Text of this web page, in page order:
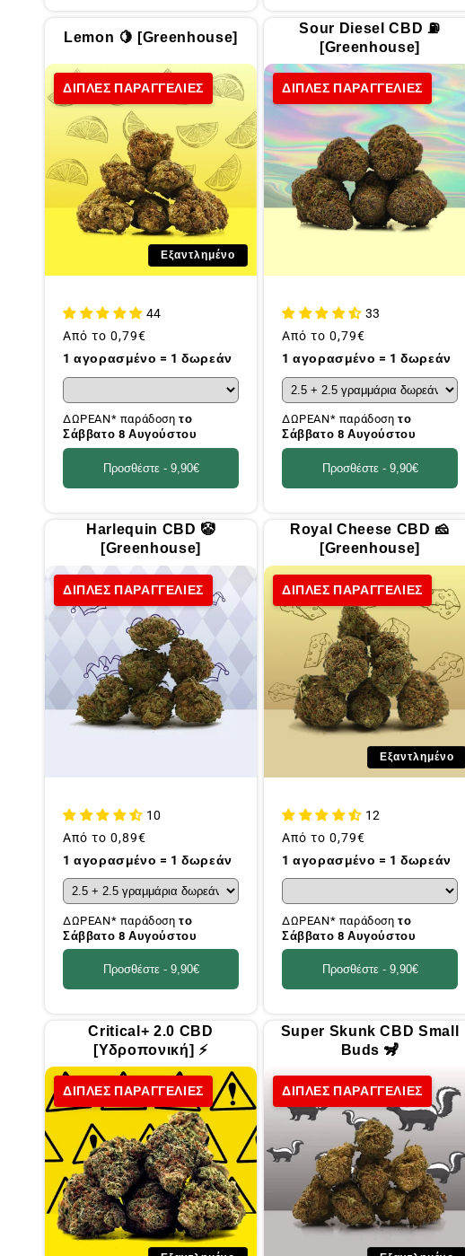
Lemon 🍋 [Greenhouse]
ΔΙΠΛΕΣ ΠΑΡΑΓΓΕΛΙΕΣ
Εξαντλημένο
44
Συνήθης
τιμή
Από το 0,79€
1 αγορασμένο = 1 δωρεάν
ΔΩΡΕΑΝ* παράδοσητο
Σάββατο 8 Αυγούστου
Προσθέστε - 9,90€
Sour Diesel CBD ⛽
[Greenhouse]
ΔΙΠΛΕΣ ΠΑΡΑΓΓΕΛΙΕΣ
33
Συνήθης
τιμή
Από το 0,79€
1 αγορασμένο = 1 δωρεάν
ΔΩΡΕΑΝ* παράδοσητο
Σάββατο 8 Αυγούστου
Προσθέστε - 9,90€
Harlequin CBD 🤡
[Greenhouse]
ΔΙΠΛΕΣ ΠΑΡΑΓΓΕΛΙΕΣ
10
Συνήθης
τιμή
Από το 0,89€
1 αγορασμένο = 1 δωρεάν
ΔΩΡΕΑΝ* παράδοσητο
Σάββατο 8 Αυγούστου
Προσθέστε - 9,90€
Royal Cheese CBD 🧀
[Greenhouse]
ΔΙΠΛΕΣ ΠΑΡΑΓΓΕΛΙΕΣ
Εξαντλημένο
12
Συνήθης
τιμή
Από το 0,79€
1 αγορασμένο = 1 δωρεάν
ΔΩΡΕΑΝ* παράδοσητο
Σάββατο 8 Αυγούστου
Προσθέστε - 9,90€
Critical+ 2.0 CBD
[Υδροπονική] ⚡
ΔΙΠΛΕΣ ΠΑΡΑΓΓΕΛΙΕΣ
Super Skunk CBD Small
Buds 🦨
ΔΙΠΛΕΣ ΠΑΡΑΓΓΕΛΙΕΣ